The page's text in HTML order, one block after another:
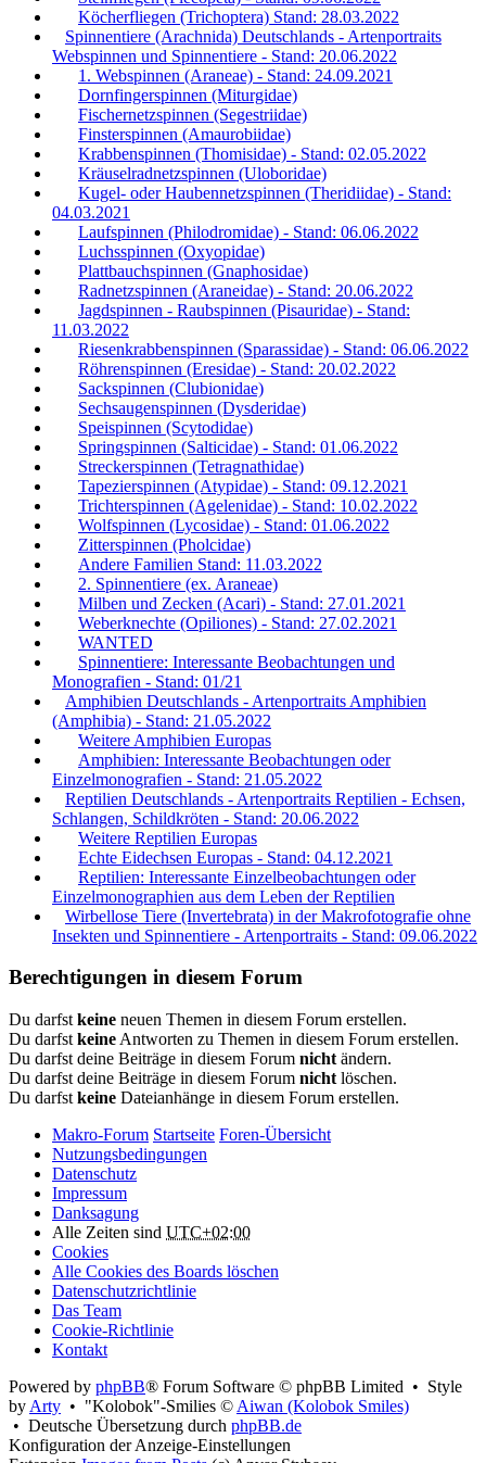
Köcherfliegen (Trichoptera) Stand: 28.03.2022
Spinnentiere (Arachnida) Deutschlands - Artenportraits
Webspinnen und Spinnentiere - Stand: 20.06.2022
1. Webspinnen (Araneae) - Stand: 24.09.2021
Dornfingerspinnen (Miturgidae)
Fischernetzspinnen (Segestriidae)
Finsterspinnen (Amaurobiidae)
Krabbenspinnen (Thomisidae) - Stand: 02.05.2022
Kräuselradnetzspinnen (Uloboridae)
Kugel- oder Haubennetzspinnen (Theridiidae) - Stand:
04.03.2021
Laufspinnen (Philodromidae) - Stand: 06.06.2022
Luchsspinnen (Oxyopidae)
Plattbauchspinnen (Gnaphosidae)
Radnetzspinnen (Araneidae) - Stand: 20.06.2022
Jagdspinnen - Raubspinnen (Pisauridae) - Stand:
11.03.2022
Riesenkrabbenspinnen (Sparassidae) - Stand: 06.06.2022
Röhrenspinnen (Eresidae) - Stand: 20.02.2022
Sackspinnen (Clubionidae)
Sechsaugenspinnen (Dysderidae)
Speispinnen (Scytodidae)
Springspinnen (Salticidae) - Stand: 01.06.2022
Streckerspinnen (Tetragnathidae)
Tapezierspinnen (Atypidae) - Stand: 09.12.2021
Trichterspinnen (Agelenidae) - Stand: 10.02.2022
Wolfspinnen (Lycosidae) - Stand: 01.06.2022
Zitterspinnen (Pholcidae)
Andere Familien Stand: 11.03.2022
2. Spinnentiere (ex. Araneae)
Milben und Zecken (Acari) - Stand: 27.01.2021
Weberknechte (Opiliones) - Stand: 27.02.2021
WANTED
Spinnentiere: Interessante Beobachtungen und
Monografien - Stand: 01/21
Amphibien Deutschlands - Artenportraits Amphibien
(Amphibia) - Stand: 21.05.2022
Weitere Amphibien Europas
Amphibien: Interessante Beobachtungen oder
Einzelmonografien - Stand: 21.05.2022
Reptilien Deutschlands - Artenportraits Reptilien - Echsen,
Schlangen, Schildkröten - Stand: 20.06.2022
Weitere Reptilien Europas
Echte Eidechsen Europas - Stand: 04.12.2021
Reptilien: Interessante Einzelbeobachtungen oder
Einzelmonographien aus dem Leben der Reptilien
Wirbellose Tiere (Invertebrata) in der Makrofotografie ohne
Insekten und Spinnentiere - Artenportraits - Stand: 09.06.2022
Berechtigungen in diesem Forum
Du darfst keine neuen Themen in diesem Forum erstellen.
Du darfst keine Antworten zu Themen in diesem Forum erstellen.
Du darfst deine Beiträge in diesem Forum nicht ändern.
Du darfst deine Beiträge in diesem Forum nicht löschen.
Du darfst keine Dateianhänge in diesem Forum erstellen.
Makro-Forum Startseite Foren-Übersicht
Nutzungsbedingungen
Datenschutz
Impressum
Danksagung
Alle Zeiten sind UTC+02:00
Cookies
Alle Cookies des Boards löschen
Datenschutzrichtlinie
Das Team
Cookie-Richtlinie
Kontakt
Powered by phpBB® Forum Software © phpBB Limited • Style
by Arty • "Kolobok"-Smilies © Aiwan (Kolobok Smiles)
• Deutsche Übersetzung durch phpBB.de
Konfiguration der Anzeige-Einstellungen